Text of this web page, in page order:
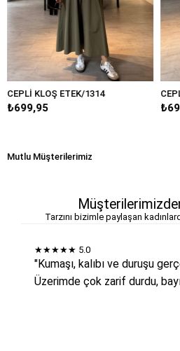
ETEK/1314 CEPLİ KLOŞ
Mutlu Müşterilerimiz
Tarzını bizimle paylaşan
★★★★★ 5.0
"Kumaşı, kalıbı ve duruşu
Üzerimde çok zarif durdu,